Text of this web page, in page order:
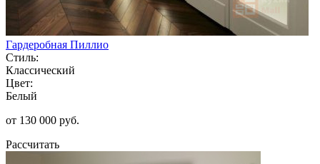
Гардеробная Пиллио
Стиль:
Классический
Цвет:
Белый
от 130 000 руб.
Рассчитать